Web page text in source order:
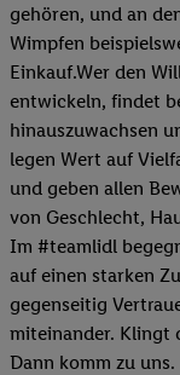
gehören, und an
Wimpfen
Einkauf.Wer den
entwickeln, findet
hinauszuwachsen
legen Wert auf
und geben allen
von Geschlecht,
Im #teamlidl
auf einen starken
gegenseitig
miteinander. Klingt
Dann komm zu uns.​